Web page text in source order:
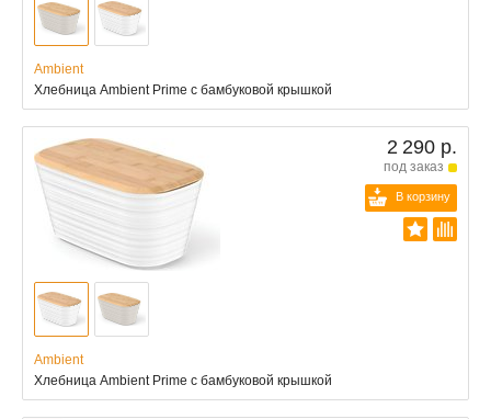
Ambient
Хлебница Ambient Prime с бамбуковой крышкой
2 290 р.
под заказ
В корзину
Ambient
Хлебница Ambient Prime с бамбуковой крышкой